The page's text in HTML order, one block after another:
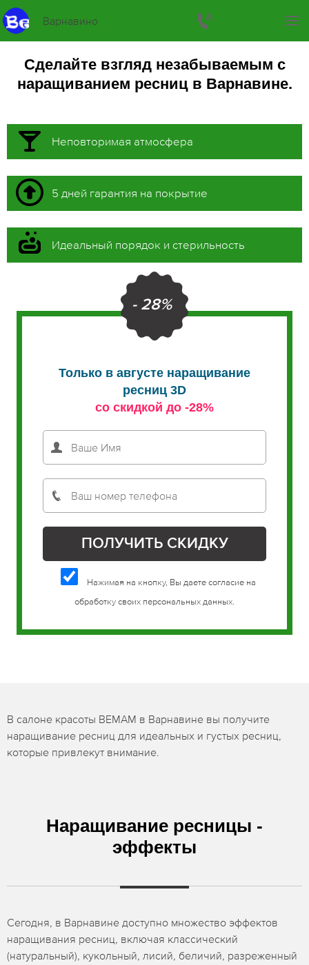
Варнавино
Сделайте взгляд незабываемым с
наращиванием ресниц в Варнавине.
Неповторимая атмосфера
5 дней гарантия на покрытие
Идеальный порядок и стерильность
- 28%
Только в августе наращивание
ресниц 3D
со скидкой до -28%
Нажимая на кнопку, Вы даете согласие на
обработку своих персональных данных.
В салоне красоты BEMAM в Варнавине вы получите
наращивание ресниц для идеальных и густых ресниц,
которые привлекут внимание.
Наращивание ресницы -
эффекты
Сегодня, в Варнавине доступно множество эффектов
наращивания ресниц, включая классический
(натуральный), кукольный, лисий, беличий, разреженный